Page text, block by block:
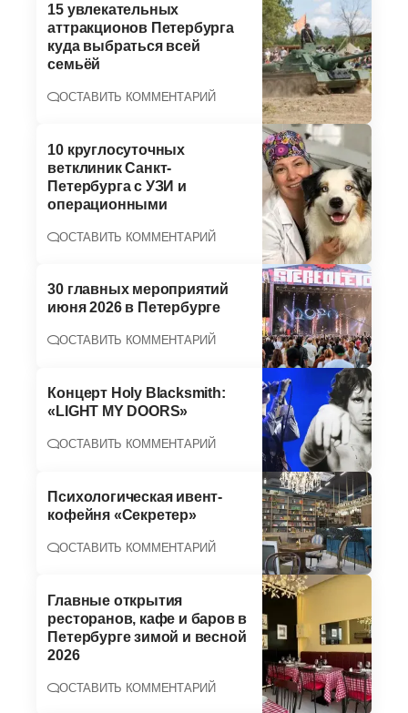
15 увлекательных
аттракционов Петербурга
куда выбраться всей
семьёй
ОСТАВИТЬ КОММЕНТАРИЙ
10 круглосуточных
ветклиник Санкт-
Петербурга с УЗИ и
операционными
ОСТАВИТЬ КОММЕНТАРИЙ
30 главных мероприятий
июня 2026 в Петербурге
ОСТАВИТЬ КОММЕНТАРИЙ
Концерт Holy Blacksmith:
«LIGHT MY DOORS»
ОСТАВИТЬ КОММЕНТАРИЙ
Психологическая ивент-
кофейня «Секретер»
ОСТАВИТЬ КОММЕНТАРИЙ
Главные открытия
ресторанов, кафе и баров в
Петербурге зимой и весной
2026
ОСТАВИТЬ КОММЕНТАРИЙ